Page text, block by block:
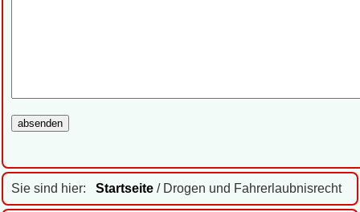
Sie sind hier: Startseite / Drogen und Fahrerlaubnisrecht